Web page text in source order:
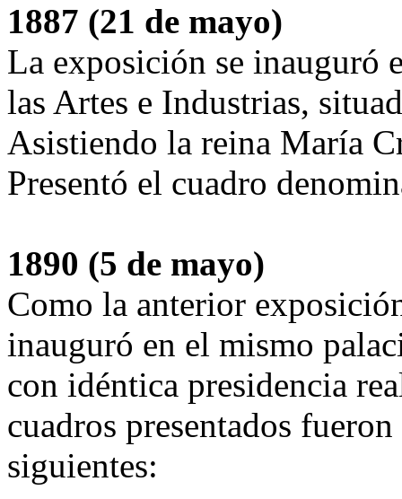
1887 (21 de mayo)
La exposición se inauguró
las Artes e Industrias,
Asistiendo la reina María
Presentó el cuadro
1890 (5 de mayo)
Como la anterior
inauguró en el mismo
con idéntica presidencia
cuadros presentados
siguientes: